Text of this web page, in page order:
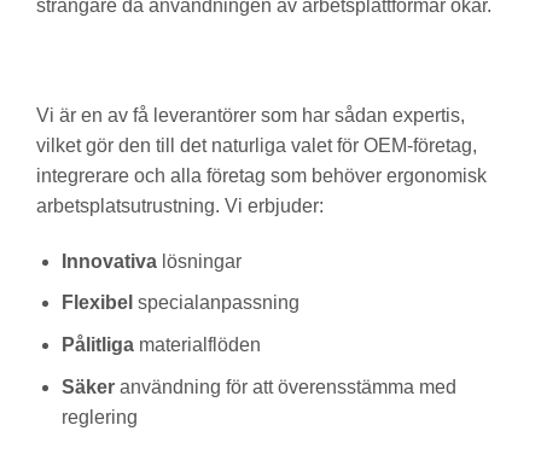
strängare då användningen av arbetsplattformar ökar.
Vi är en av få leverantörer som har sådan expertis,
vilket gör den till det naturliga valet för OEM-företag,
integrerare och alla företag som behöver ergonomisk
arbetsplatsutrustning. Vi erbjuder:
Innovativalösningar
Flexibel specialanpassning
Pålitligamaterialflöden
Säkeranvändning för att överensstämma med
reglering